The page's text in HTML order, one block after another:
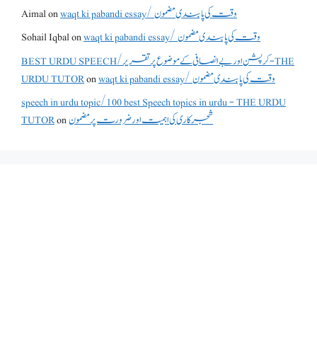
Aimalon
waqt ki pabandi essay/ وقت کی پابندی مضمون
Sohail Iqbalon
waqt ki pabandi essay/ وقت کی پابندی مضمون
BEST URDU SPEECH/کرپشن اور بے انصافی کے موضوع پر تقریر - THE
URDU TUTORon
waqt ki pabandi essay/ وقت کی پابندی مضمون
speech in urdu topic/100 best Speech topics in urdu - THE URDU
TUTORonشجرکاری کی اہمیت اور ضرورت پر مضمون